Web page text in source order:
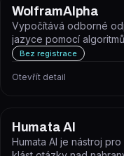
WolframAlpha
Vypočítává odborné
jazyce pomocí
Bez registrace
Otevřít detail
Humata AI
Humata AI je nástroj